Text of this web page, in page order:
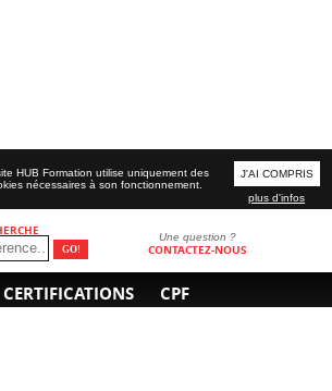
Une question ?
CONTACTEZ-NOUS
CERTIFICATIONS CPF
HUB Formation utilise uniquement des
nécessaires à son fonctionnement.
J'AI COMPRIS
plus d'infos